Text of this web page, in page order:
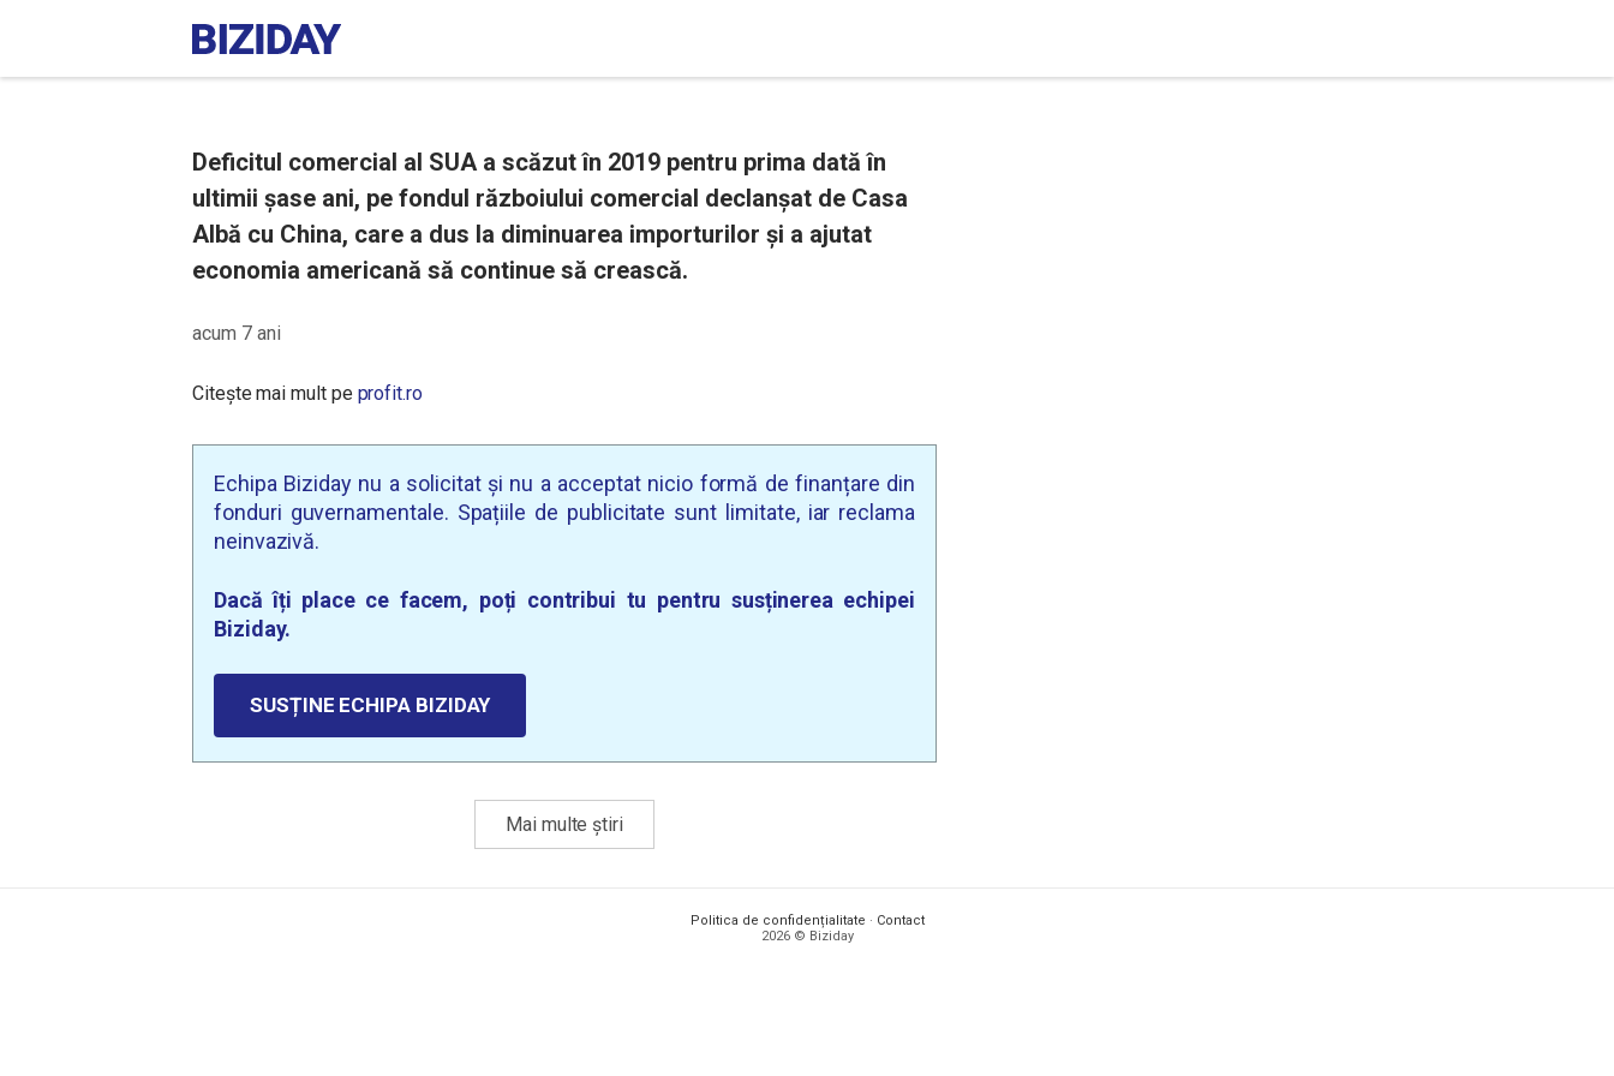
Deficitul comercial al SUA a scăzut în 2019 pentru prima dată în
ultimii șase ani, pe fondul războiului comercial declanșat de Casa
Albă cu China, care a dus la diminuarea importurilor și a ajutat
economia americană să continue să crească.
acum 7 ani
Citește mai mult pe profit.ro
Echipa Biziday nu a solicitat și nu a acceptat nicio formă de finanțare din
fonduri guvernamentale. Spațiile de publicitate sunt limitate, iar reclama
neinvazivă.
Dacă îți place ce facem, poți contribui tu pentru susținerea echipei
Biziday.
SUSȚINE ECHIPA BIZIDAY
Mai multe știri
Politica de confidențialitate · Contact
2026 © Biziday